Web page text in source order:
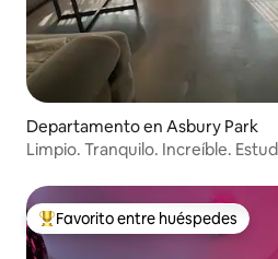
Departamento en Asbury Park
Limpio. Tranquilo. Increíble.
Favorito entre los huéspedes
Favorito entre huéspedes